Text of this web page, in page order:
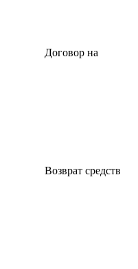
Договор на
Возврат средств